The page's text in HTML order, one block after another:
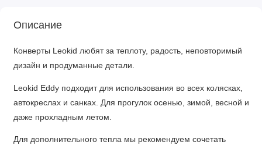
Описание
Конверты Leokid любят за теплоту, радость, неповторимый
дизайн и продуманные детали.
Leokid Eddy подходит для использования во всех колясках,
автокреслах и санках. Для прогулок осенью, зимой, весной и
даже прохладным летом.
Для дополнительного тепла мы рекомендуем сочетать